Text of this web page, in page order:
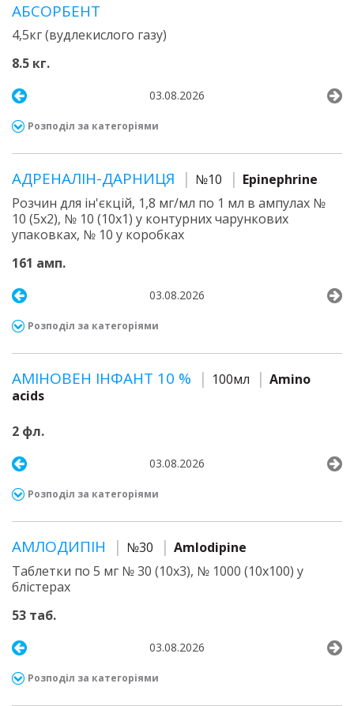
АБСОРБЕНТ
4,5кг (вудлекислого газу)
8.5 кг.
03.08.2026
Розподіл за категоріями
АДРЕНАЛІН-ДАРНИЦЯ №10
Epinephrine
Розчин для ін'єкцій, 1,8 мг/мл по 1 мл в ампулах №
10 (5х2), № 10 (10х1) у контурних чарункових
упаковках, № 10 у коробках
161 амп.
03.08.2026
Розподіл за категоріями
АМІНОВЕН ІНФАНТ 10 % 100мл
Amino
acids
2 фл.
03.08.2026
Розподіл за категоріями
АМЛОДИПІН №30
Amlodipine
Таблетки по 5 мг № 30 (10х3), № 1000 (10х100) у
блістерах
53 таб.
03.08.2026
Розподіл за категоріями